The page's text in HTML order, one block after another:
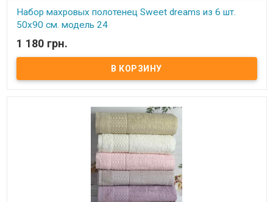
Набор махровых полотенец Sweet dreams из 6 шт.
50x90 см. модель 24
В наличии
Набор махровых полотенец Sweet dreams из 6 шт. 50x90 см.
Комплектность: 50х90 см (6 шт. ) Состав: махра, 100% хлопок.
Плотность: 550 г/м.кв. Упаковка: ПВХ Производитель: Sweet
1 180 грн.